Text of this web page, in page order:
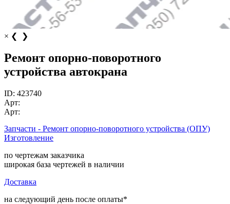
× ❮ ❯
Ремонт опорно-поворотного
устройства автокрана
ID: 423740
Арт:
Арт:
Запчасти - Ремонт опорно-поворотного устройства (ОПУ)
Изготовление
по чертежам заказчика
широкая база чертежей в наличии
Доставка
на следующий день после оплаты*